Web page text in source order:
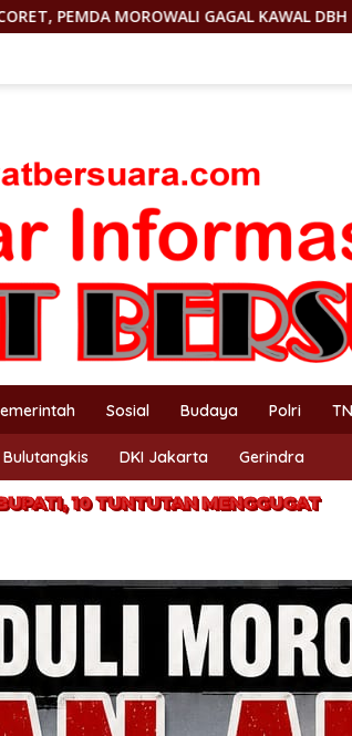
KAWAL DBH KEJAM! KEPMEN
Sosial Budaya Polri
Bulutangkis DKI Jakarta Gerindra
10 TUNTUTAN MENGGUGAT